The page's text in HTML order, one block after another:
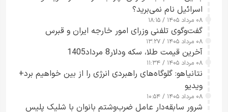
اسرائیل نام نمی‌برید؟
۰۸ مرداد ۱۴۰۵ / ۱۸:۱۵
گفت‌وگوی تلفنی وزرای امور خارجه ایران و قبرس
۰۸ مرداد ۱۴۰۵ / ۱۳:۲۷
آخرین قیمت طلا، سکه ودلار8 مرداد1405
۰۸ مرداد ۱۴۰۵ / ۱۱:۳۴
نتانیاهو: گلوگاه‌های راهبردی انرژی را از بین خواهیم برد+
ویدیو
۰۸ مرداد ۱۴۰۵ / ۱۰:۵۴
شرور سابقه‌دار عامل ضرب‌وشتم بانوان با شلیک پلیس